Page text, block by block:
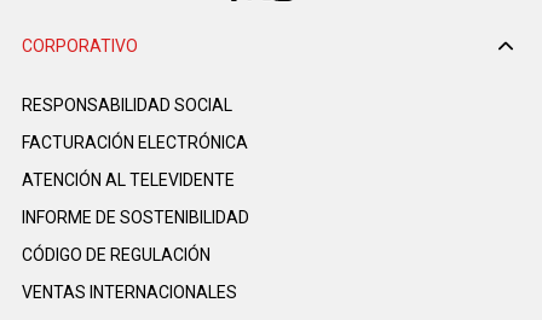
CORPORATIVO
RESPONSABILIDAD SOCIAL
FACTURACIÓN ELECTRÓNICA
ATENCIÓN AL TELEVIDENTE
INFORME DE SOSTENIBILIDAD
CÓDIGO DE REGULACIÓN
VENTAS INTERNACIONALES